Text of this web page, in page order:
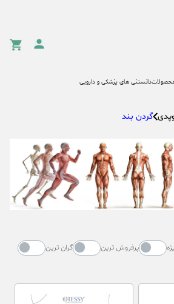
دانستنی های پزشکی و دارویی
گردن بند
پرفروش ترین
گران ترین